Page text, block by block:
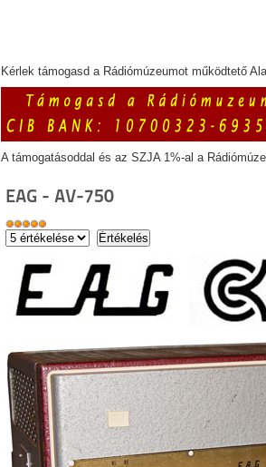
Kérlek támogasd a Rádiómúzeumot működtető
A támogatásoddal és az SZJA 1%-al a
EAG - AV-750